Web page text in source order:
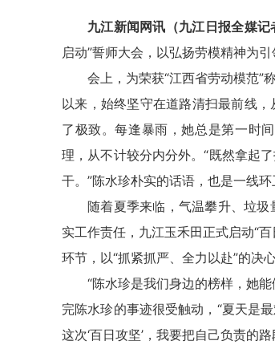
九江新闻网讯（九江日报全媒记
启动”誓师大会，以弘扬劳模精神为
会上，为荣获“江西省劳动模范”
以来，始终坚守在道路清扫最前线
了极致。每逢暴雨，她总是第一时
理，从不计较分内分外。“既然拿起
干。”陈水珍朴实的话语，也是一线环
随着夏季来临，气温攀升、垃
实工作责任，九江玉禾田正式启动“
环节，以“抓紧抓严、全力以赴”的决
“陈水珍是我们身边的榜样，她
完陈水珍的事迹很受触动，“夏天是
这次‘百日攻坚’，我要把自己负责的